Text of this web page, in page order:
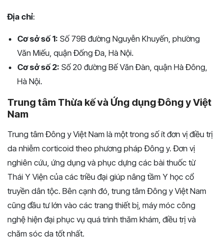
Địa chỉ:
Cơ sở số 1: Số 79B đường Nguyễn Khuyến, phường
Văn Miếu, quận Đống Đa, Hà Nội.
Cơ sở số 2: Số 20 đường Bế Văn Đàn, quận Hà Đông,
Hà Nội.
Trung tâm Thừa kế và Ứng dụng Đông y Việt
Nam
Trung tâm Đông y Việt Nam là một trong số ít đơn vị điều trị
da nhiễm corticoid theo phương pháp Đông y. Đơn vị
nghiên cứu, ứng dụng và phục dựng các bài thuốc từ
Thái Y Viện của các triều đại giúp nâng tầm Y học cổ
truyền dân tộc. Bên cạnh đó, trung tâm Đông y Việt Nam
cũng đầu tư lớn vào các trang thiết bị, máy móc công
nghệ hiện đại phục vụ quá trình thăm khám, điều trị và
chăm sóc da tốt nhất.